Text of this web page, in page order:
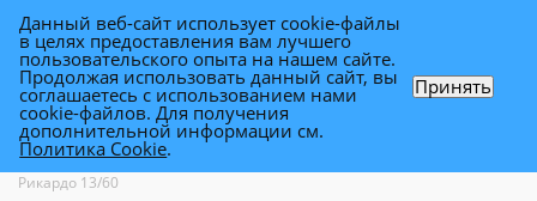
Спатифиллюм Свит Рикардо 13/60
Каталог - Растения -
Рикардо 13/60
Данный веб-сайт использует cookie-файлы
в целях предоставления вам лучшего
пользовательского опыта на нашем сайте.
Продолжая использовать данный сайт, вы
соглашаетесь с использованием нами
cookie-файлов. Для получения
дополнительной информации см.
Политика Cookie.
Принять